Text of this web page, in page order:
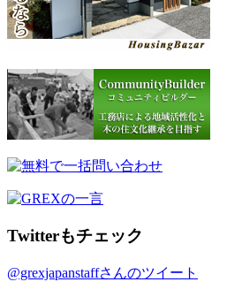
Twitterもチェック
@grexjapanstaffさんのツイート